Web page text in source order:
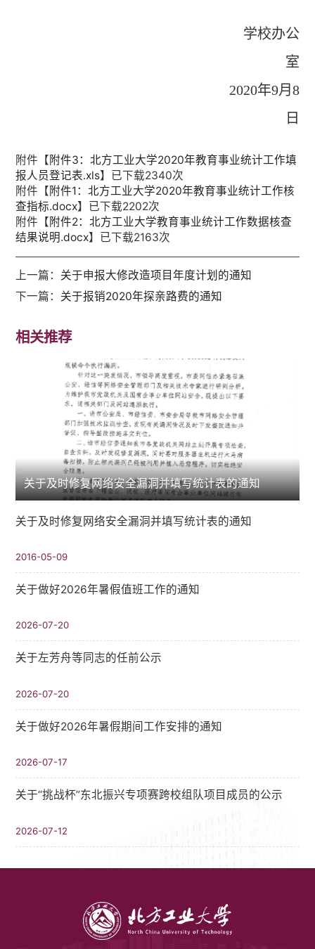
学校办公
室
2020年9月 8
日
附件【附件3：北方工业大学2020年教育事业统计工作填
报人员登记表.xls】已下载2340次
附件【附件1：北方工业大学2020年教育事业统计工作核
查指标.docx】已下载2202次
附件【附件2：北方工业大学教育事业统计工作数据核查
结果说明.docx】已下载2163次
上一篇： 关于申报大修改造项目年度计划的通知
下一篇： 关于报销2020年探亲路费的通知
相关推荐
关于及时修复网络安全漏洞并填写统计表的通知
关于及时修复网络安全漏洞并填写统计表的通知
2016-05-09
关于做好2026年暑假值班工作的通知
2026-07-20
关于左芳舟等同志的任前公示
2026-07-20
关于做好2026年暑假期间工作安排的通知
2026-07-17
关于“挑战杯”东北振兴专项赛跨校组队项目成员的公示
2026-07-12